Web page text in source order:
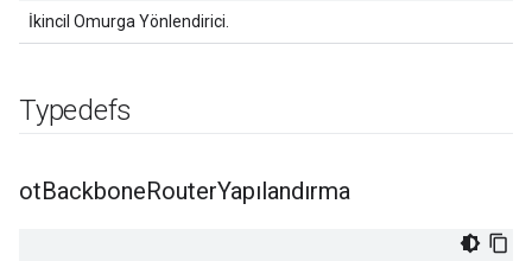
İkincil Omurga Yönlendirici.
Typedefs
otBackboneRouterYapılandırma